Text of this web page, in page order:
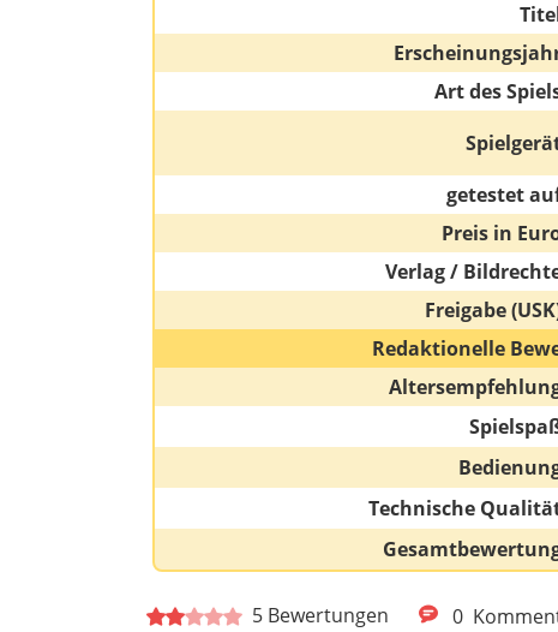
Art des
getestet
Preis in
Verlag /
Freigabe
Redaktionelle
Technische
5 Bewertungen 0